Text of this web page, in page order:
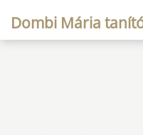
Dombi Mária